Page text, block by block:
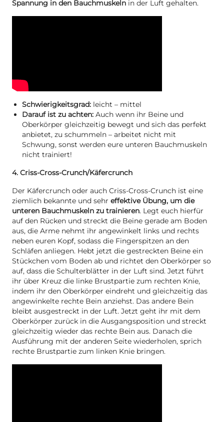
Spannung in den Bauchmuskeln in der Luft gehalten.
Schwierigkeitsgrad: leicht – mittel
Darauf ist zu achten: Auch wenn ihr Beine und
Oberkörper gleichzeitig bewegt und sich das perfekt
anbietet, zu schummeln – arbeitet nicht mit
Schwung, sonst werden eure unteren Bauchmuskeln
nicht trainiert!
4. Criss-Cross-Crunch/Käfercrunch
Der Käfercrunch oder auch Criss-Cross-Crunch ist eine
ziemlich bekannte und sehr effektive Übung, um die
unteren Bauchmuskeln zu trainieren. Legt euch hierfür
auf den Rücken und streckt die Beine gerade am Boden
aus, die Arme nehmt ihr angewinkelt links und rechts
neben euren Kopf, sodass die Fingerspitzen an den
Schläfen anliegen. Hebt jetzt die gestreckten Beine ein
Stückchen vom Boden ab und richtet den Oberkörper so
auf, dass die Schulterblätter in der Luft sind. Jetzt führt
ihr über Kreuz die linke Brustpartie zum rechten Knie,
indem ihr den Oberkörper eindreht und gleichzeitig das
angewinkelte rechte Bein anziehst. Das andere Bein
bleibt ausgestreckt in der Luft. Jetzt geht ihr mit dem
Oberkörper zurück in die Ausgangsposition und streckt
gleichzeitig wieder das rechte Bein aus. Danach die
Ausführung mit der anderen Seite wiederholen, sprich
rechte Brustpartie zum linken Knie bringen.